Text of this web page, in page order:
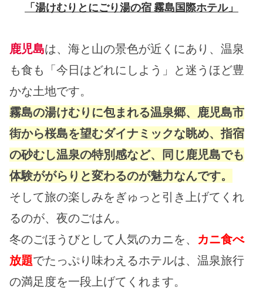
「湯けむりとにごり湯の宿 霧島国際ホテル」
鹿児島は、海と山の景色が近くにあり、温泉
も食も「今日はどれにしよう」と迷うほど豊
かな土地です。
霧島の湯けむりに包まれる温泉郷、鹿児島市
街から桜島を望むダイナミックな眺め、指宿
の砂むし温泉の特別感など、同じ鹿児島でも
体験ががらりと変わるのが魅力なんです。
そして旅の楽しみをぎゅっと引き上げてくれ
るのが、夜のごはん。
冬のごほうびとして人気のカニを、 カニ食べ
放題でたっぷり味わえるホテルは、温泉旅行
の満足度を一段上げてくれます。